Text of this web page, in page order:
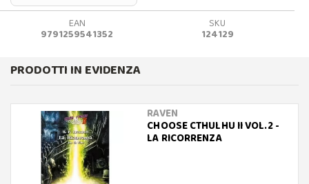
EAN
9791259541352
SKU
124129
PRODOTTI IN EVIDENZA
RAVEN
CHOOSE CTHULHU II VOL.2 -
LA RICORRENZA